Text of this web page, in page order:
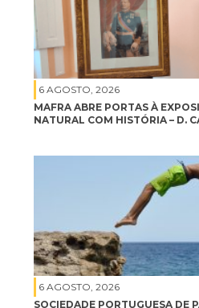
6 AGOSTO, 2026
MAFRA ABRE PORTAS À
NATURAL COM HISTÓRIA – D.
6 AGOSTO, 2026
SOCIEDADE PORTUGUESA DE